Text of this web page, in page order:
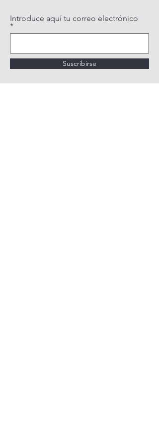
Introduce aquí tu correo electrónico
Suscribirse